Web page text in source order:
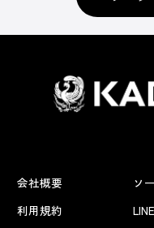
会社概要
利用規約
ソ